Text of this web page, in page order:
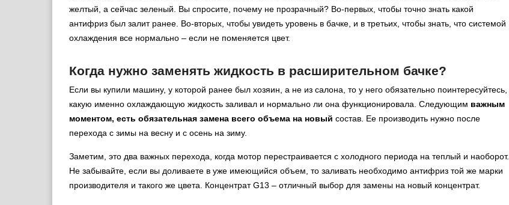
желтый, а сейчас зеленый. Вы спросите, почему не прозрачный? Во-первых, чтобы точно знать какой
антифриз был залит ранее. Во-вторых, чтобы увидеть уровень в бачке, и в третьих, чтобы знать, что системой
охлаждения все нормально – если не поменяется цвет.
Когда нужно заменять жидкость в расширительном бачке?
Если вы купили машину, у которой ранее был хозяин, а не из салона, то у него обязательно поинтересуйтесь,
какую именно охлаждающую жидкость заливал и нормально ли она функционировала. Следующим важным
моментом, есть обязательная замена всего объема на новый состав. Ее производить нужно после
перехода с зимы на весну и с осень на зиму.
Заметим, это два важных перехода, когда мотор перестраивается с холодного периода на теплый и наоборот.
Не забывайте, если вы доливаете в уже имеющийся объем, то заливать необходимо антифриз той же марки
производителя и такого же цвета. Концентрат G13 – отличный выбор для замены на новый концентрат.